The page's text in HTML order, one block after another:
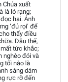
Chúa xuất
là ló rạng;
hai. Ánh
‘đủ rọi’ để
thấy điều
Dẫu thế,
tức khắc;
nghèo đói và
tối nào là
sáng dám
rực rỡ đến